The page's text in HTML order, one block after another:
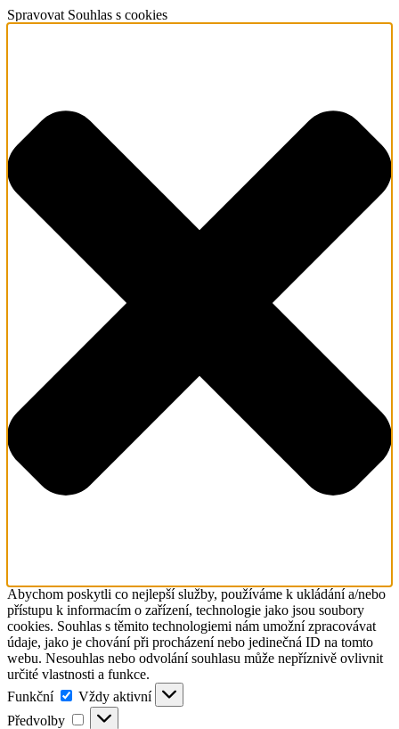
Spravovat Souhlas s cookies
Abychom poskytli co nejlepší služby, používáme k ukládání a/nebo
přístupu k informacím o zařízení, technologie jako jsou soubory
cookies. Souhlas s těmito technologiemi nám umožní zpracovávat
údaje, jako je chování při procházení nebo jedinečná ID na tomto
webu. Nesouhlas nebo odvolání souhlasu může nepříznivě ovlivnit
určité vlastnosti a funkce.
Funkční
Funkční
Vždy aktivní
Předvolby
Předvolby